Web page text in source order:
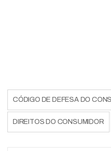
CÓDIGO DE DEFESA DO
DIREITOS DO CONSUMIDOR